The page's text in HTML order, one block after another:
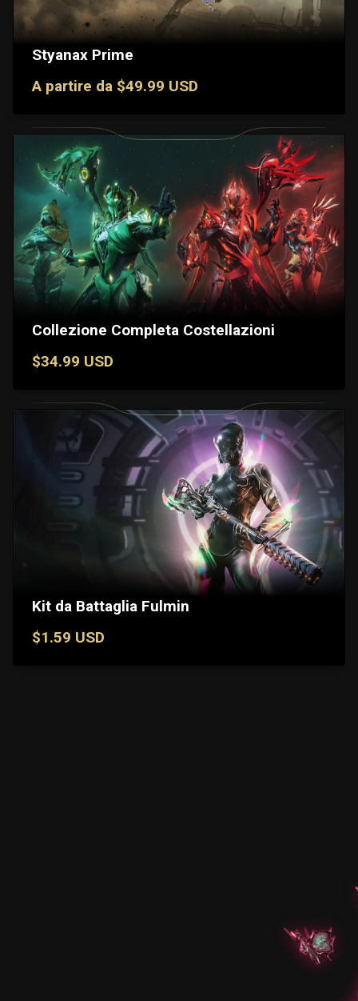
Styanax Prime
A partire da $49.99 USD
Collezione Completa Costellazioni
$34.99 USD
Kit da Battaglia Fulmin
$1.59 USD